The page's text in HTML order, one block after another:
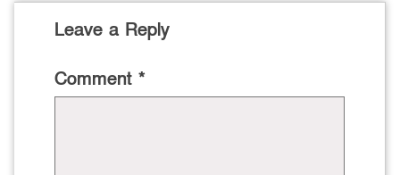
Leave a Reply
Comment *